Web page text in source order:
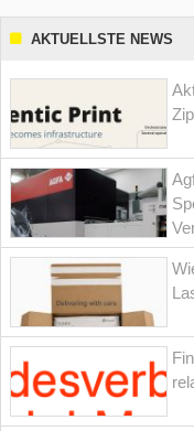
AKTUELLSTE NEWS